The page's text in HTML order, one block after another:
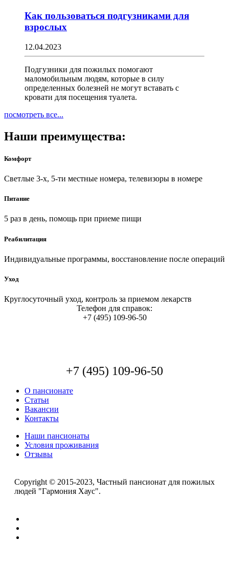
Как пользоваться подгузниками для
взрослых
12.04.2023
Подгузники для пожилых помогают
маломобильным людям, которые в силу
определенных болезней не могут вставать с
кровати для посещения туалета.
посмотреть все...
Наши преимущества:
Комфорт
Светлые 3-х, 5-ти местные номера, телевизоры в номере
Питание
5 раз в день, помощь при приеме пищи
Реабилитация
Индивидуальные программы, восстановление после операций
Уход
Круглосуточный уход, контроль за приемом лекарств
Телефон для справок:
+7 (495) 109-96-50
+7 (495) 109-96-50
О пансионате
Статьи
Вакансии
Контакты
Наши пансионаты
Условия проживания
Отзывы
Copyright © 2015-2023, Частный пансионат для пожилых
людей "Гармония Хаус".